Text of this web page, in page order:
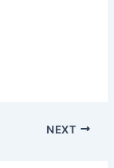
NEXT